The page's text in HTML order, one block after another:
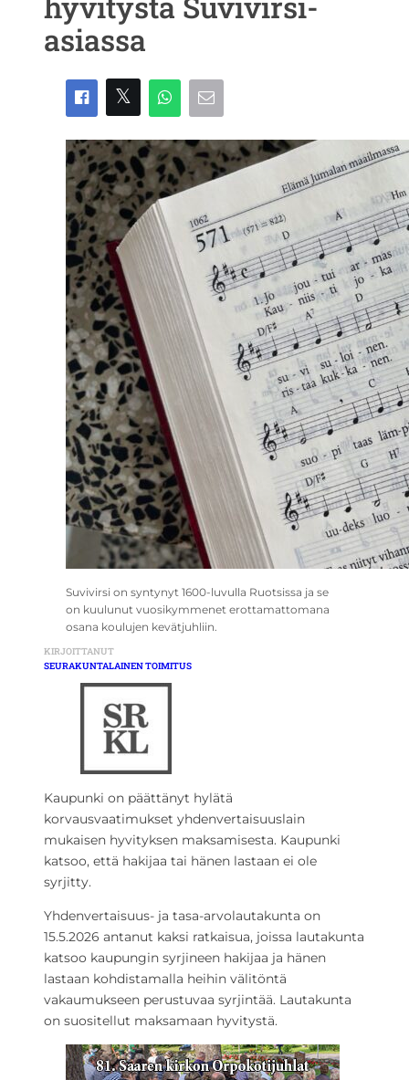
asiassa
Suvivirsi on syntynyt 1600-luvulla Ruotsissa ja se
on kuulunut vuosikymmenet erottamattomana
osana koulujen kevätjuhliin.
KIRJOITTANUT
SEURAKUNTALAINEN TOIMITUS
Kaupunki on päättänyt hylätä
korvausvaatimukset yhdenvertaisuuslain
mukaisen hyvityksen maksamisesta. Kaupunki
katsoo, että hakijaa tai hänen lastaan ei ole
syrjitty.
Yhdenvertaisuus- ja tasa-arvolautakunta on
15.5.2026 antanut kaksi ratkaisua, joissa lautakunta
katsoo kaupungin syrjineen hakijaa ja hänen
lastaan kohdistamalla heihin välitöntä
vakaumukseen perustuvaa syrjintää. Lautakunta
on suositellut maksamaan hyvitystä.